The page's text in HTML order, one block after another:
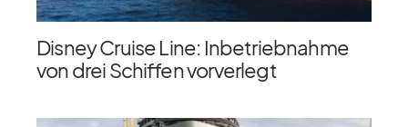
Disney Cruise Line: Inbetriebnahme
von drei Schiffen vorverlegt